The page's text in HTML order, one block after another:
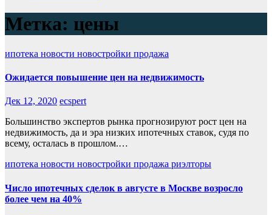
Метка: цены
ипотека новости новостройки продажа
Ожидается повышение цен на недвижимость
Дек 12, 2020 ecspert
Большинство экспертов рынка прогнозируют рост цен на
недвижимость, да и эра низких ипотечных ставок, судя по
всему, осталась в прошлом.…
ипотека новости новостройки продажа риэлторы
Число ипотечных сделок в августе в Москве возросло
более чем на 40%